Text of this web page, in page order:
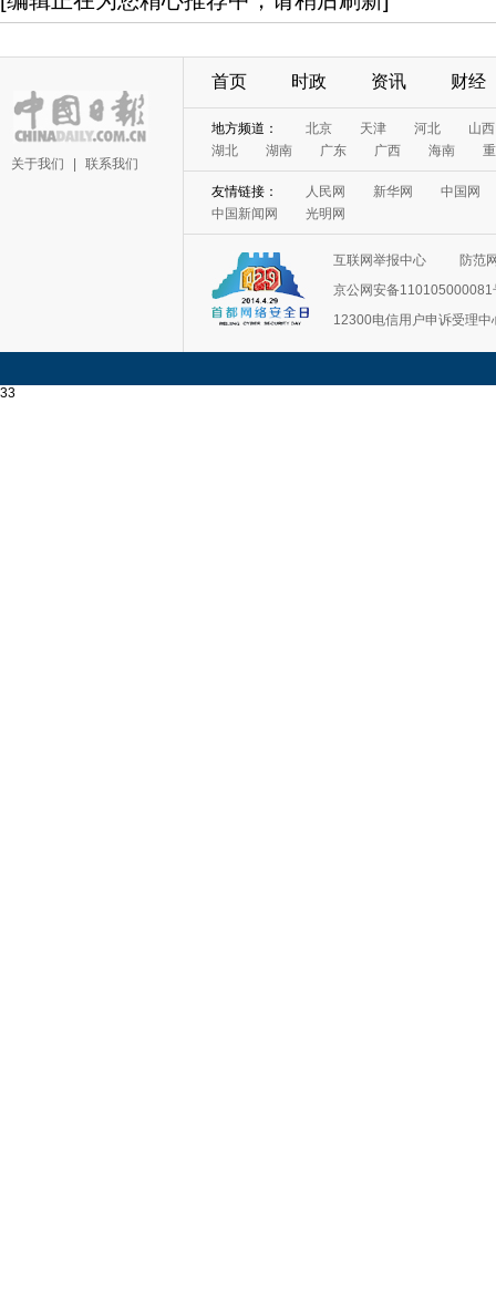
关于我们 联系我们
首页 时政 资讯 财经
地方频道： 北京 天津 河北
山西
湖北
湖南 广东 广西 海南
友情链接： 人民网 新华网
中国网
中国新闻网
光明网
互联网举报中心
防范
京公网安备110105000081
12300电信用户申诉受理中
33